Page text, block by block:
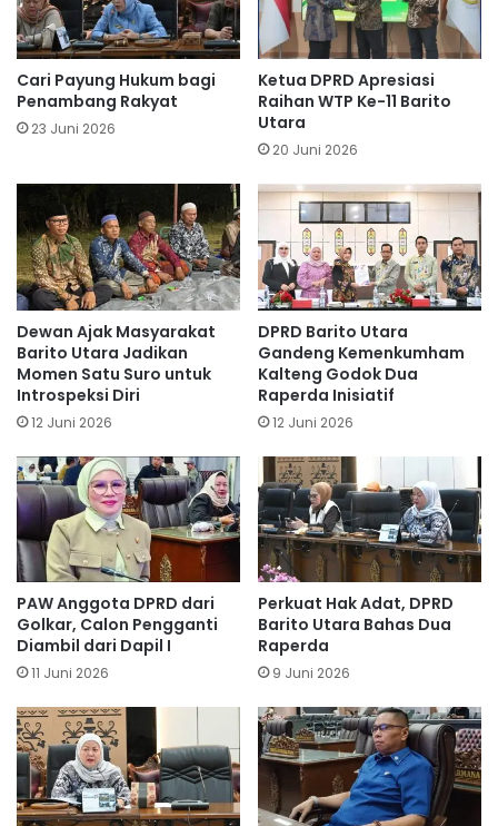
Cari Payung Hukum bagi
Penambang Rakyat
23 Juni 2026
Ketua DPRD Apresiasi
Raihan WTP Ke-11 Barito
Utara
20 Juni 2026
Dewan Ajak Masyarakat
Barito Utara Jadikan
Momen Satu Suro untuk
Introspeksi Diri
12 Juni 2026
DPRD Barito Utara
Gandeng Kemenkumham
Kalteng Godok Dua
Raperda Inisiatif
12 Juni 2026
PAW Anggota DPRD dari
Golkar, Calon Pengganti
Diambil dari Dapil I
11 Juni 2026
Perkuat Hak Adat, DPRD
Barito Utara Bahas Dua
Raperda
9 Juni 2026